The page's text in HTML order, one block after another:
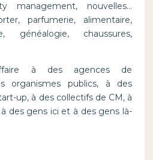
management, nouvelles…
parfumerie, alimentaire,
généalogie, chaussures,
à des agences de
organismes publics, à des
up, à des collectifs de CM, à
des gens ici et à des gens là-